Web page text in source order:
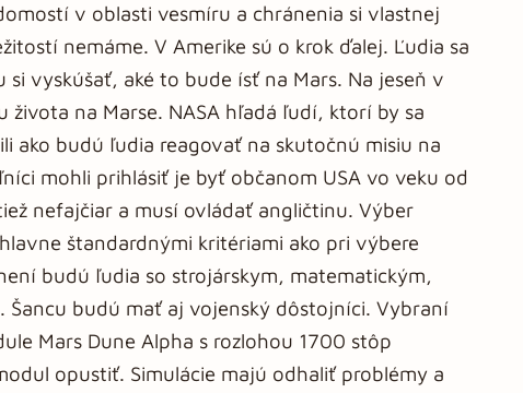
v oblasti vesmíru a chránenia si vlastnej
nemáme. V Amerike sú o krok ďalej. Ľudia sa
vyskúšať, aké to bude ísť na Mars. Na jeseň v
života na Marse. NASA hľadá ľudí, ktorí by sa
ako budú ľudia reagovať na skutočnú misiu na
mohli prihlásiť je byť občanom USA vo veku od
nefajčiar a musí ovládať angličtinu. Výber
štandardnými kritériami ako pri výbere
budú ľudia so strojárskym, matematickým,
Šancu budú mať aj vojenský dôstojníci. Vybraní
Mars Dune Alpha s rozlohou 1700 stôp
opustiť. Simulácie majú odhaliť problémy a